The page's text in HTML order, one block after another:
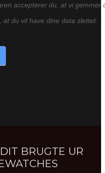
accepterer du, at vi gemmer
du vil have dine data slettet.
BRUGTE UR